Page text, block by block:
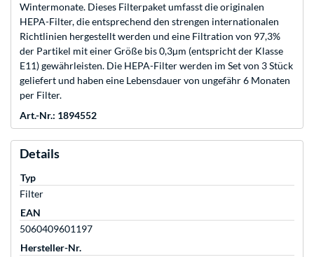
Wintermonate. Dieses Filterpaket umfasst die originalen
HEPA-Filter, die entsprechend den strengen internationalen
Richtlinien hergestellt werden und eine Filtration von 97,3%
der Partikel mit einer Größe bis 0,3µm (entspricht der Klasse
E11) gewährleisten. Die HEPA-Filter werden im Set von 3 Stück
geliefert und haben eine Lebensdauer von ungefähr 6 Monaten
per Filter.
Art.-Nr.: 1894552
Details
Typ
Filter
EAN
5060409601197
Hersteller-Nr.